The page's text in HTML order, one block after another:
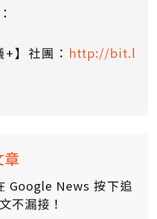
】社團： http://bit.l
章
Google News 按下追
不漏接！